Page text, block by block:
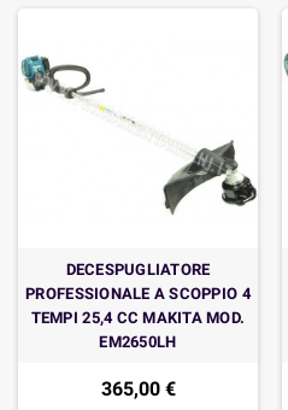
DECESPUGLIATORE
PROFESSIONALE A SCOPPIO 4
TEMPI 25,4 CC MAKITA MOD.
EM2650LH
365,00 €